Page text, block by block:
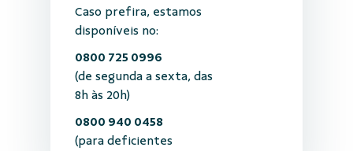
Caso prefira, estamos
disponíveis no:
0800 725 0996
(de segunda a sexta, das
8h às 20h)
0800 940 0458
(para deficientes